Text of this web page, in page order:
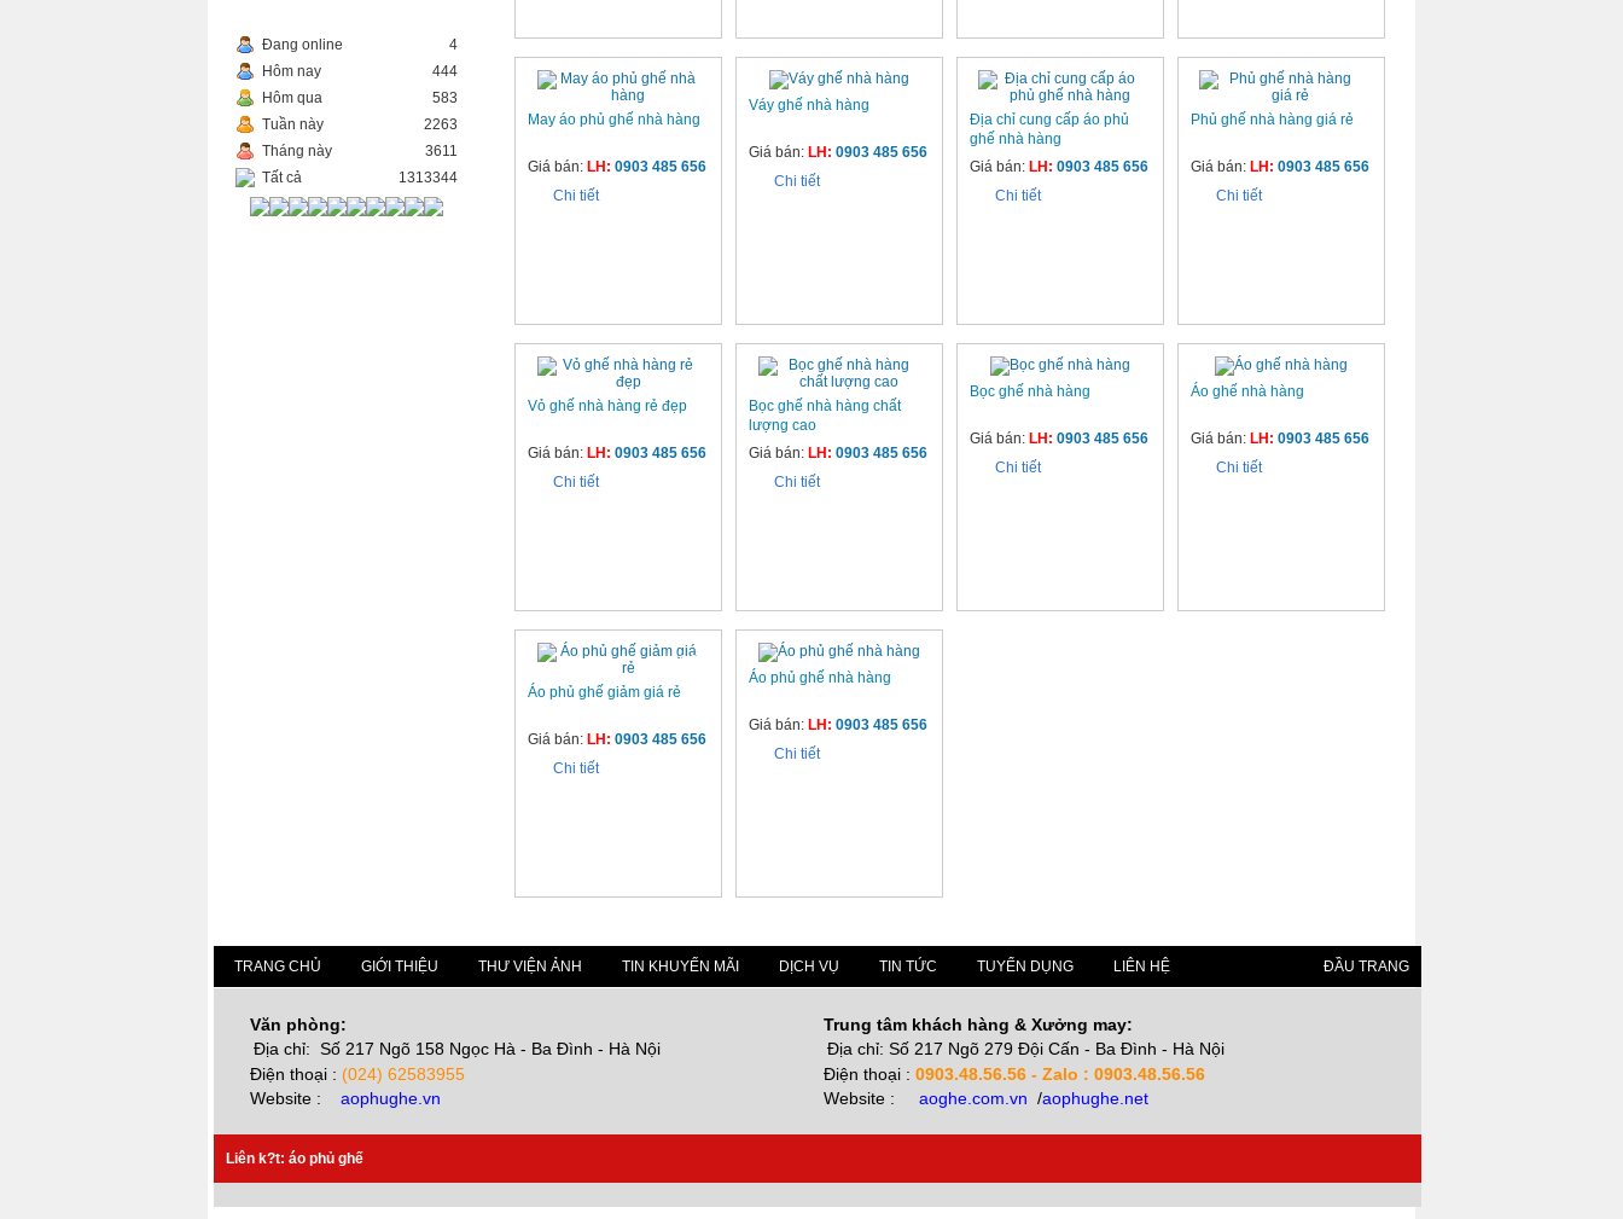
Đang online
4
Hôm nay
444
Hôm qua
583
Tuần này
2263
Tháng này
3611
Tất cả
1313344
May áo phủ ghế nhà hàng
Giá bán: LH:0903 485 656
Chi tiết
Váy ghế nhà hàng
Giá bán: LH:0903 485 656
Chi tiết
Địa chỉ cung cấp áo phủ
ghế nhà hàng
Giá bán: LH: 0903 485 656
Chi tiết
Phủ ghế nhà hàng giá rẻ
Giá bán: LH: 0903 485 656
Chi tiết
Vỏ ghế nhà hàng rẻ đẹp
Giá bán: LH:0903 485 656
Chi tiết
Bọc ghế nhà hàng chất
lượng cao
Giá bán: LH:0903 485 656
Chi tiết
Bọc ghế nhà hàng
Giá bán: LH: 0903 485 656
Chi tiết
Áo ghế nhà hàng
Giá bán: LH: 0903 485 656
Chi tiết
Áo phủ ghế giảm giá rẻ
Giá bán: LH:0903 485 656
Chi tiết
1%
Áo phủ ghế nhà hàng
Giá bán: LH:0903 485 656
Chi tiết
TRANG CHỦ GIỚI THIỆU THƯ VIỆN ẢNH TIN KHUYẾN MÃI DỊCH VỤ TIN TỨC TUYỂN DỤNG LIÊN HỆ ĐẦU TRANG
Văn phòng:
Địa chỉ: Số 217 Ngõ 158 Ngọc Hà - Ba Đình - Hà Nội
Điện thoại : (024) 62583955
Website : aophughe.vn
Trung tâm khách hàng & Xưởng may:
Địa chỉ: Số 217 Ngõ 279 Đội Cấn - Ba Đình - Hà Nội
Điện thoại : 0903.48.56.56 - Zalo : 0903.48.56.56
Website : aoghe.com.vn /aophughe.net
Liên k?t: áo phủ ghế